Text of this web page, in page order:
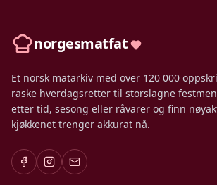
norgesmatfat
Et norsk matarkiv med over 120 000
raske hverdagsretter til storslagne
etter tid, sesong eller råvarer og finn
kjøkkenet trenger akkurat nå.